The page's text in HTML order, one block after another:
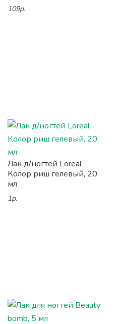
109р.
Лак д/ногтей Loreal
Колор риш гелевый, 20
мл
1р.